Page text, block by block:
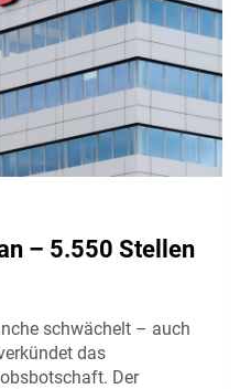
– 5.550 Stellen
schwächelt – auch
das
Der